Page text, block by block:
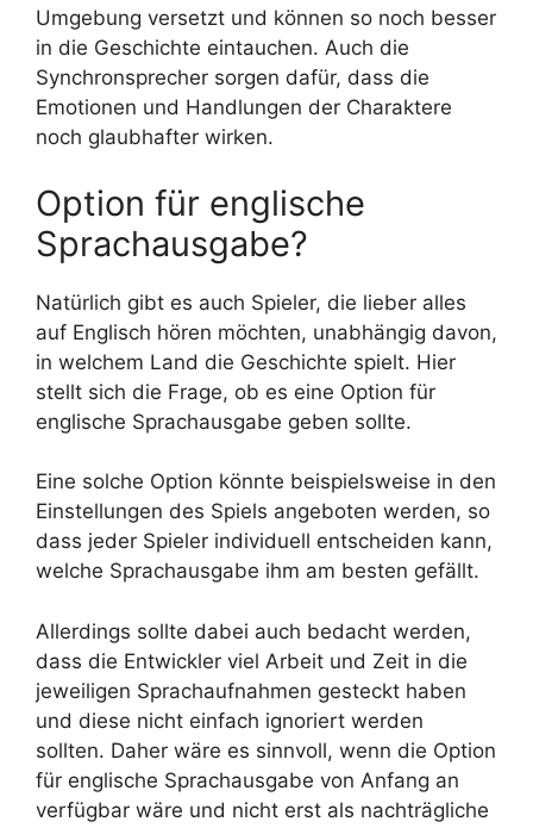
Umgebung versetzt und können so noch besser
in die Geschichte eintauchen. Auch die
Synchronsprecher sorgen dafür, dass die
Emotionen und Handlungen der Charaktere
noch glaubhafter wirken.
Option für englische
Sprachausgabe?
Natürlich gibt es auch Spieler, die lieber alles
auf Englisch hören möchten, unabhängig davon,
in welchem Land die Geschichte spielt. Hier
stellt sich die Frage, ob es eine Option für
englische Sprachausgabe geben sollte.
Eine solche Option könnte beispielsweise in den
Einstellungen des Spiels angeboten werden, so
dass jeder Spieler individuell entscheiden kann,
welche Sprachausgabe ihm am besten gefällt.
Allerdings sollte dabei auch bedacht werden,
dass die Entwickler viel Arbeit und Zeit in die
jeweiligen Sprachaufnahmen gesteckt haben
und diese nicht einfach ignoriert werden
sollten. Daher wäre es sinnvoll, wenn die Option
für englische Sprachausgabe von Anfang an
verfügbar wäre und nicht erst als nachträgliche